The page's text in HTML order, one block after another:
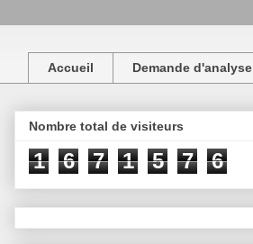
Accueil Demande d'analyse
Nombre total de visiteurs
1 6 7 1 5 7 6